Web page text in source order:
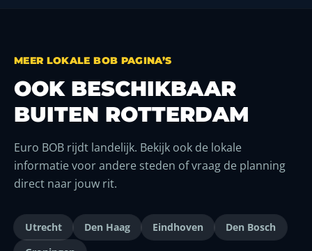
MEER LOKALE BOB PAGINA’S
OOK BESCHIKBAAR
BUITEN ROTTERDAM
Euro BOB rijdt landelijk. Bekijk ook de lokale
informatie voor andere steden of vraag de planning
direct naar jouw rit.
Utrecht Den Haag Eindhoven
Den Bosch